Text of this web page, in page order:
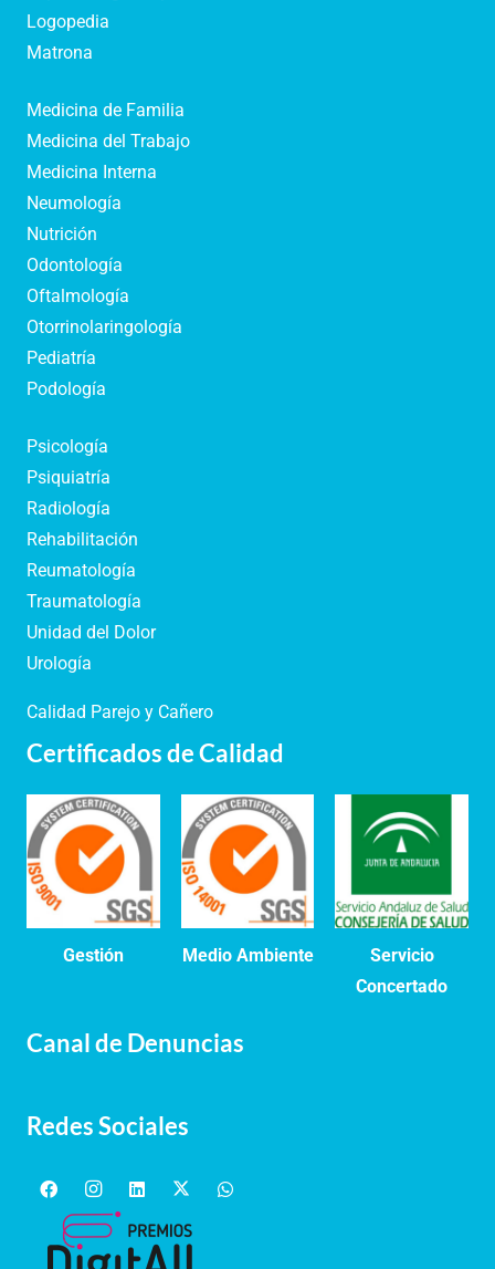
Logopedia
Matrona
Medicina de Familia
Medicina del Trabajo
Medicina Interna
Neumología
Nutrición
Odontología
Oftalmología
Otorrinolaringología
Pediatría
Podología
Psicología
Psiquiatría
Radiología
Rehabilitación
Reumatología
Traumatología
Unidad del Dolor
Urología
Calidad Parejo y Cañero
Certificados de Calidad
Gestión Medio Ambiente
Servicio
Concertado
Canal de Denuncias
Redes Sociales